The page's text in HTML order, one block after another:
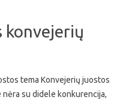
konvejerių
tema Konvejerių juostos
su didele konkurencija,